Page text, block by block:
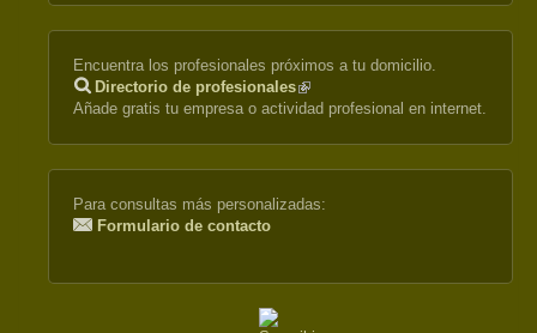
Encuentra los profesionales próximos a tu domicilio.
Directorio de profesionales(link
is
Añade gratis tu empresa o actividad profesional en internet.
Para consultas más personalizadas:
Formulario de contacto